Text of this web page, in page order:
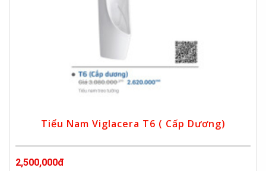
Tiểu Nam Viglacera T6 ( Cấp Dương)
2,500,000đ